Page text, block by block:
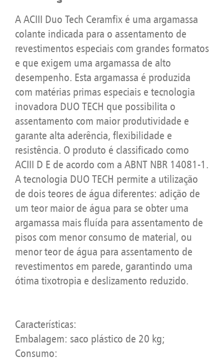
A ACIII Duo Tech Ceramfix é uma argamassa
colante indicada para o assentamento de
revestimentos especiais com grandes formatos
e que exigem uma argamassa de alto
desempenho. Esta argamassa é produzida
com matérias primas especiais e tecnologia
inovadora DUO TECH que possibilita o
assentamento com maior produtividade e
garante alta aderência, flexibilidade e
resistência. O produto é classificado como
ACIII D E de acordo com a ABNT NBR 14081-1.
A tecnologia DUO TECH permite a utilização
de dois teores de água diferentes: adição de
um teor maior de água para se obter uma
argamassa mais fluída para assentamento de
pisos com menor consumo de material, ou
menor teor de água para assentamento de
revestimentos em parede, garantindo uma
ótima tixotropia e deslizamento reduzido.
Características:
Embalagem: saco plástico de 20 kg;
Consumo: